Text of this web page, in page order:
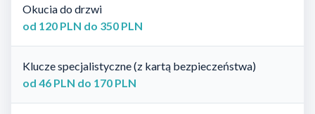
Okucia do drzwi
od 120 PLN do 350 PLN
Klucze specjalistyczne (z kartą bezpieczeństwa)
od 46 PLN do 170 PLN